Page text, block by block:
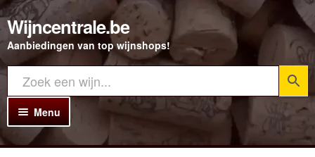
Ga
door
naar
navigatie
Ga
direct
naar
inhoud
Wijncentrale.be
Aanbiedingen van top wijnshops!
Menu
Home